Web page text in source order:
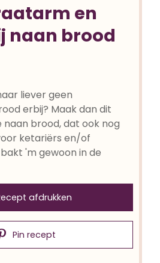
en
naan brood
liever geen
erbij? Maak dan dit
brood, dat ook nog
ketariërs en/of
'm gewoon in de
afdrukken
Pin recept